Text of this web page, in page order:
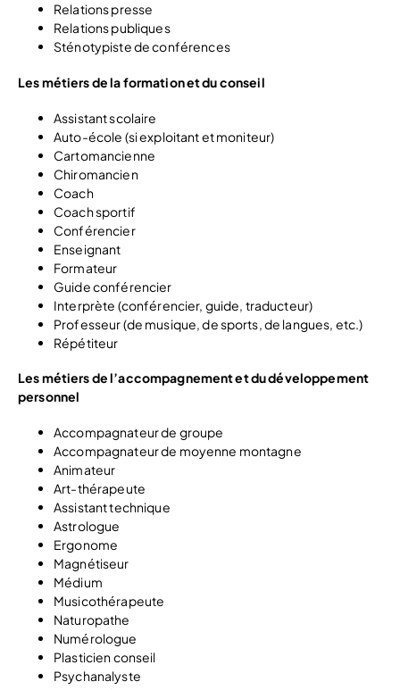
Relations presse
Relations publiques
Sténotypiste de conférences
Les métiers de la formation et du conseil
Assistant scolaire
Auto-école (si exploitant et moniteur)
Cartomancienne
Chiromancien
Coach
Coach sportif
Conférencier
Enseignant
Formateur
Guide conférencier
Interprète (conférencier, guide, traducteur)
Professeur (de musique, de sports, de langues, etc.)
Répétiteur
Les métiers de l’accompagnement et du développement
personnel
Accompagnateur de groupe
Accompagnateur de moyenne montagne
Animateur
Art-thérapeute
Assistant technique
Astrologue
Ergonome
Magnétiseur
Médium
Musicothérapeute
Naturopathe
Numérologue
Plasticien conseil
Psychanalyste